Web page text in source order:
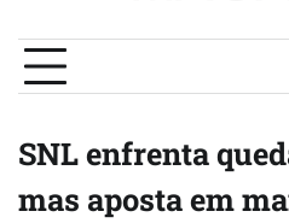
SNL enfrenta
mas aposta em